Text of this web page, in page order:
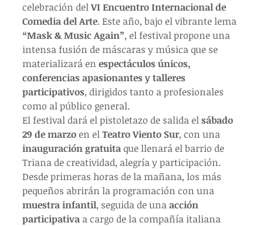
celebración del VI Encuentro Internacional de
Comedia del Arte. Este año, bajo el vibrante lema
“Mask & Music Again”, el festival propone una
intensa fusión de máscaras y música que se
materializará en espectáculos únicos,
conferencias apasionantes y talleres
participativos, dirigidos tanto a profesionales
como al público general.
El festival dará el pistoletazo de salida el sábado
29 de marzo en el Teatro Viento Sur, con una
inauguración gratuita que llenará el barrio de
Triana de creatividad, alegría y participación.
Desde primeras horas de la mañana, los más
pequeños abrirán la programación con una
muestra infantil, seguida de una acción
participativa a cargo de la compañía italiana